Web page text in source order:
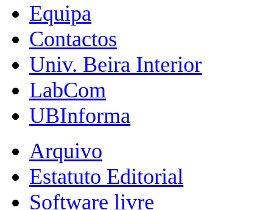
Equipa
Contactos
Univ. Beira Interior
LabCom
UBInforma
Arquivo
Estatuto Editorial
Software livre